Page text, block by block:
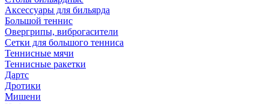
Аксессуары для бильярда
Большой теннис
Овергрипы, виброгасители
Сетки для большого тенниса
Теннисные мячи
Теннисные ракетки
Дартс
Дротики
Мишени